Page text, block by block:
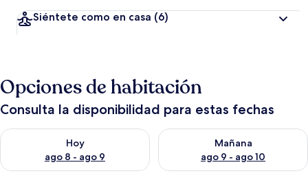
Siéntete como en casa (6)
Opciones de habitación
Consulta la disponibilidad para estas fechas
Hoy
ago 8 - ago 9
Consulta la disponibilidad para hoy ago 8 - ago 9
Mañana
ago 9 - ago 10
Consulta la disponibilidad